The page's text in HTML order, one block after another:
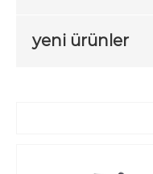
yeni ürünler